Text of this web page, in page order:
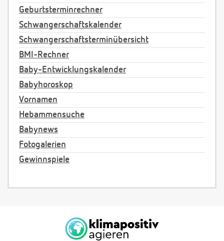
Geburtsterminrechner
Schwangerschaftskalender
Schwangerschaftsterminübersicht
BMI-Rechner
Baby-Entwicklungskalender
Babyhoroskop
Vornamen
Hebammensuche
Babynews
Fotogalerien
Gewinnspiele